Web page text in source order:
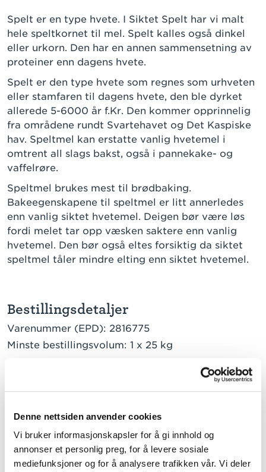
Denne nettsiden anvender cookies
Vi bruker informasjonskapsler for å gi innhold og
annonser et personlig preg, for å levere sosiale
mediefunksjoner og for å analysere trafikken vår. Vi deler
Spelt er en type hvete. I Siktet Spelt har vi malt
hele speltkornet til mel. Spelt kalles også dinkel
eller urkorn. Den har en annen sammensetning av
proteiner enn dagens hvete.
Spelt er den type hvete som regnes som urhveten
eller stamfaren til dagens hvete, den ble dyrket
allerede 5-6000 år f.Kr. Den kommer opprinnelig
fra områdene rundt Svartehavet og Det Kaspiske
hav. Speltmel kan erstatte vanlig hvetemel i
omtrent all slags bakst, også i pannekake- og
vaffelrøre.
Speltmel brukes mest til brødbaking.
Bakeegenskapene til speltmel er litt annerledes
enn vanlig siktet hvetemel. Deigen bør være løs
fordi melet tar opp væsken saktere enn vanlig
hvetemel. Den bør også eltes forsiktig da siktet
speltmel tåler mindre elting enn siktet hvetemel.
Bestillingsdetaljer
Varenummer (EPD): 2816775
Minste bestillingsvolum: 1 x 25 kg